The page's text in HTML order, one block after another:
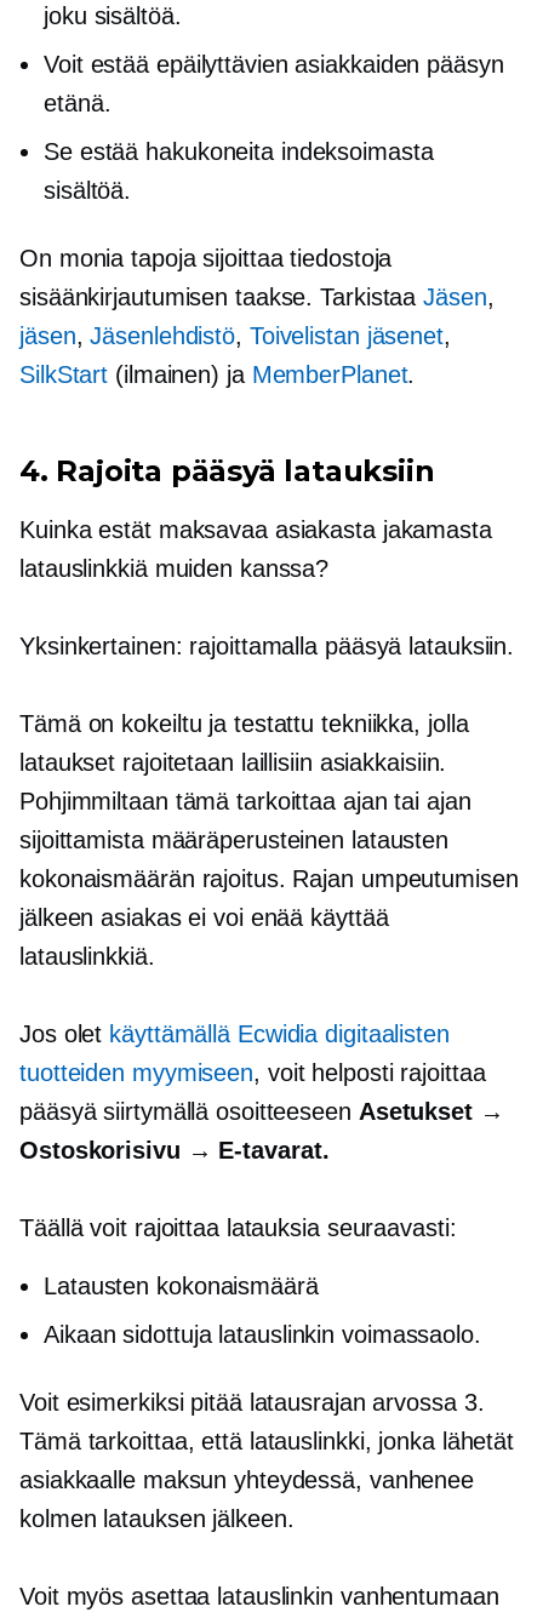
joku sisältöä.
Voit estää epäilyttävien asiakkaiden pääsyn
etänä.
Se estää hakukoneita indeksoimasta
sisältöä.
On monia tapoja sijoittaa tiedostoja
sisäänkirjautumisen taakse. TarkistaaJäsen,
jäsen,Jäsenlehdistö, Toivelistan jäsenet,
SilkStart (ilmainen) ja MemberPlanet.
4. Rajoita pääsyä latauksiin
Kuinka estät maksavaa asiakasta jakamasta
latauslinkkiä muiden kanssa?
Yksinkertainen: rajoittamalla pääsyä latauksiin.
Tämä on kokeiltu ja testattu tekniikka, jolla
lataukset rajoitetaan laillisiin asiakkaisiin.
Pohjimmiltaan tämä tarkoittaa ajan tai ajan
sijoittamista määräperusteinen latausten
kokonaismäärän rajoitus. Rajan umpeutumisen
jälkeen asiakas ei voi enää käyttää
latauslinkkiä.
Jos olet käyttämällä Ecwidia digitaalisten
tuotteiden myymiseen, voit helposti rajoittaa
pääsyä siirtymällä osoitteeseen Asetukset →
Ostoskorisivu → E-tavarat.
Täällä voit rajoittaa latauksia seuraavasti:
Latausten kokonaismäärä
Aikaan sidottujalatauslinkin voimassaolo.
Voit esimerkiksi pitää latausrajan arvossa 3.
Tämä tarkoittaa, että latauslinkki, jonka lähetät
asiakkaalle maksun yhteydessä, vanhenee
kolmen latauksen jälkeen.
Voit myös asettaa latauslinkin vanhentumaan